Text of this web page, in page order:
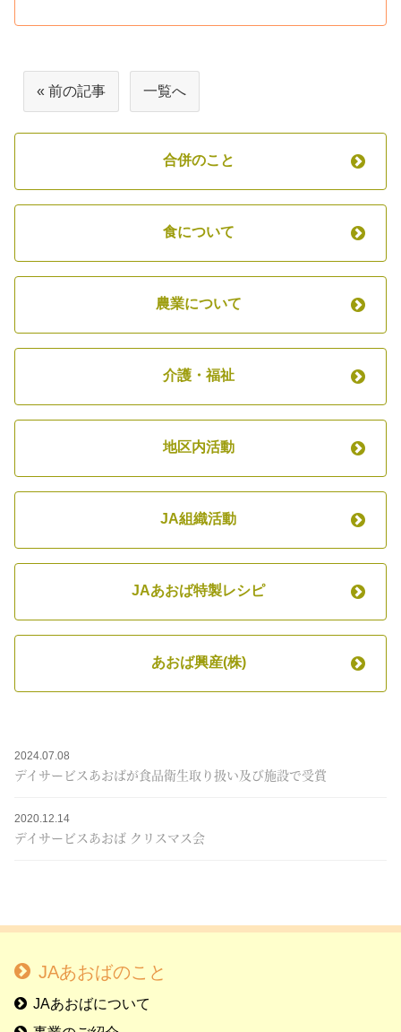
« 前の記事 一覧へ
合併のこと
食について
農業について
介護・福祉
地区内活動
JA組織活動
JAあおば特製レシピ
あおば興産(株)
2024.07.08
デイサービスあおばが食品衛生取り扱い及び施設で受賞
2020.12.14
デイサービスあおば クリスマス会
JAあおばのこと
JAあおばについて